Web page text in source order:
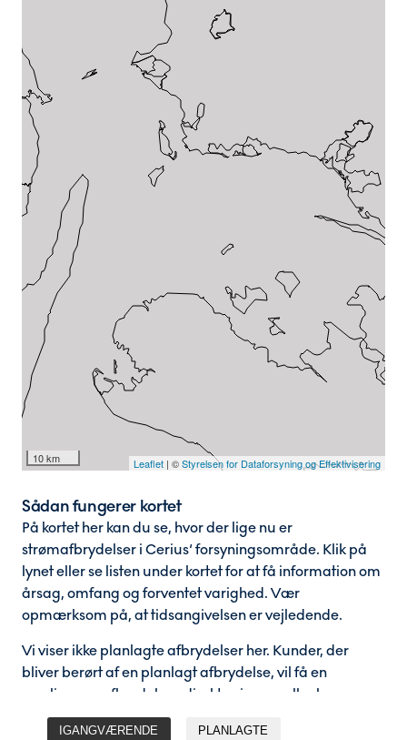
Sådan fungerer kortet
På kortet her kan du se, hvor der lige nu er
strømafbrydelser i Cerius‘ forsyningsområde. Klik på
lynet eller se listen under kortet for at få information om
årsag, omfang og forventet varighed. Vær
opmærksom på, at tidsangivelsen er vejledende.
Vi viser ikke planlagte afbrydelser her. Kunder, der
bliver berørt af en planlagt afbrydelse, vil få en
varsling om afbrydelsen direkte via sms eller brev.